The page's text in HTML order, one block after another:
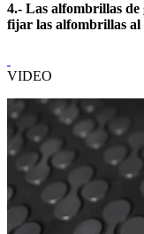
4.- Las alfombrillas de
fijar las alfombrillas al
VIDEO